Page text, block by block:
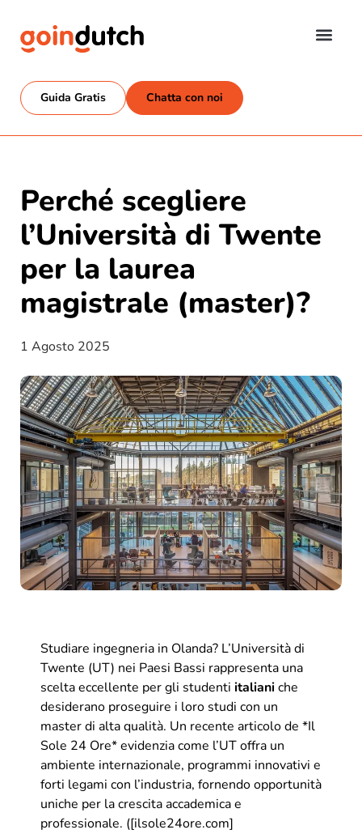
Guida Gratis Chatta con noi
Perché scegliere
l’Università di Twente
per la laurea
magistrale (master)?
1 Agosto 2025
Studiare ingegneria in Olanda? L’Università di
Twente (UT) nei Paesi Bassi rappresenta una
scelta eccellente per gli studenti italianiche
desiderano proseguire i loro studi con un
master di alta qualità. Un recente articolo de *Il
Sole 24 Ore* evidenzia come l’UT offra un
ambiente internazionale, programmi innovativi e
forti legami con l’industria, fornendo opportunità
uniche per la crescita accademica e
professionale. ([ilsole24ore.com]